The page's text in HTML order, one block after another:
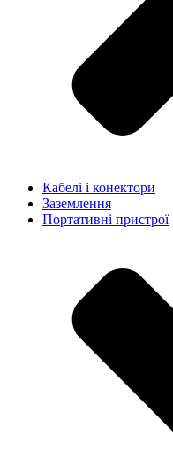
Кабелі і конектори
Заземлення
Портативні пристрої